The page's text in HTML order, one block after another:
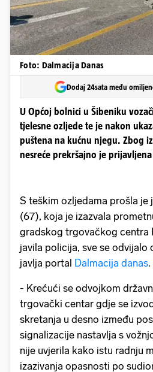
Foto: Dalmacija Danas
Dodaj 24sata među
U Općoj bolnici u Šibeniku
tjelesne ozljede te je nakon
puštena na kućnu njegu. Zbog
nesreće prekršajno je prijavljena
S teškim ozljedama prošla je
(67), koja je izazvala
gradskog trgovačkog centra
javila policija, sve se odvijalo
javlja portal Dalmacija danas.
- Krećući se odvojkom
trgovački centar gdje se
skretanja u desno između
signalizacije nastavlja s
nije uvjerila kako istu radnju
izazivanja opasnosti po